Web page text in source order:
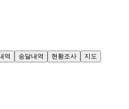
역 송달내역 현황조사
지도